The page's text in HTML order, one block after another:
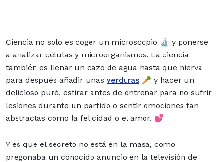
Ciencia no solo es coger un microscopio 🔬 y ponerse
a analizar células y microorganismos. La ciencia
también es llenar un cazo de agua hasta que hierva
para después añadir unas verduras 🥕 y hacer un
delicioso puré, estirar antes de entrenar para no sufrir
lesiones durante un partido o sentir emociones tan
abstractas como la felicidad o el amor. 💕
Y es que el secreto no está en la masa, como
pregonaba un conocido anuncio en la televisión de